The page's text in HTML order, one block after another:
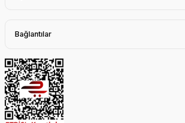
Bağlantılar